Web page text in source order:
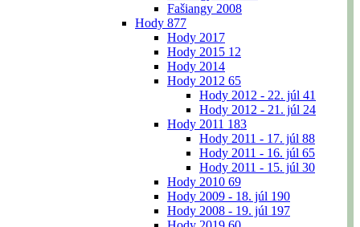
Fašiangy 2008
Hody 877
Hody 2017
Hody 2015 12
Hody 2014
Hody 2012 65
Hody 2012 - 22. júl 41
Hody 2012 - 21. júl 24
Hody 2011 183
Hody 2011 - 17. júl 88
Hody 2011 - 16. júl 65
Hody 2011 - 15. júl 30
Hody 2010 69
Hody 2009 - 18. júl 190
Hody 2008 - 19. júl 197